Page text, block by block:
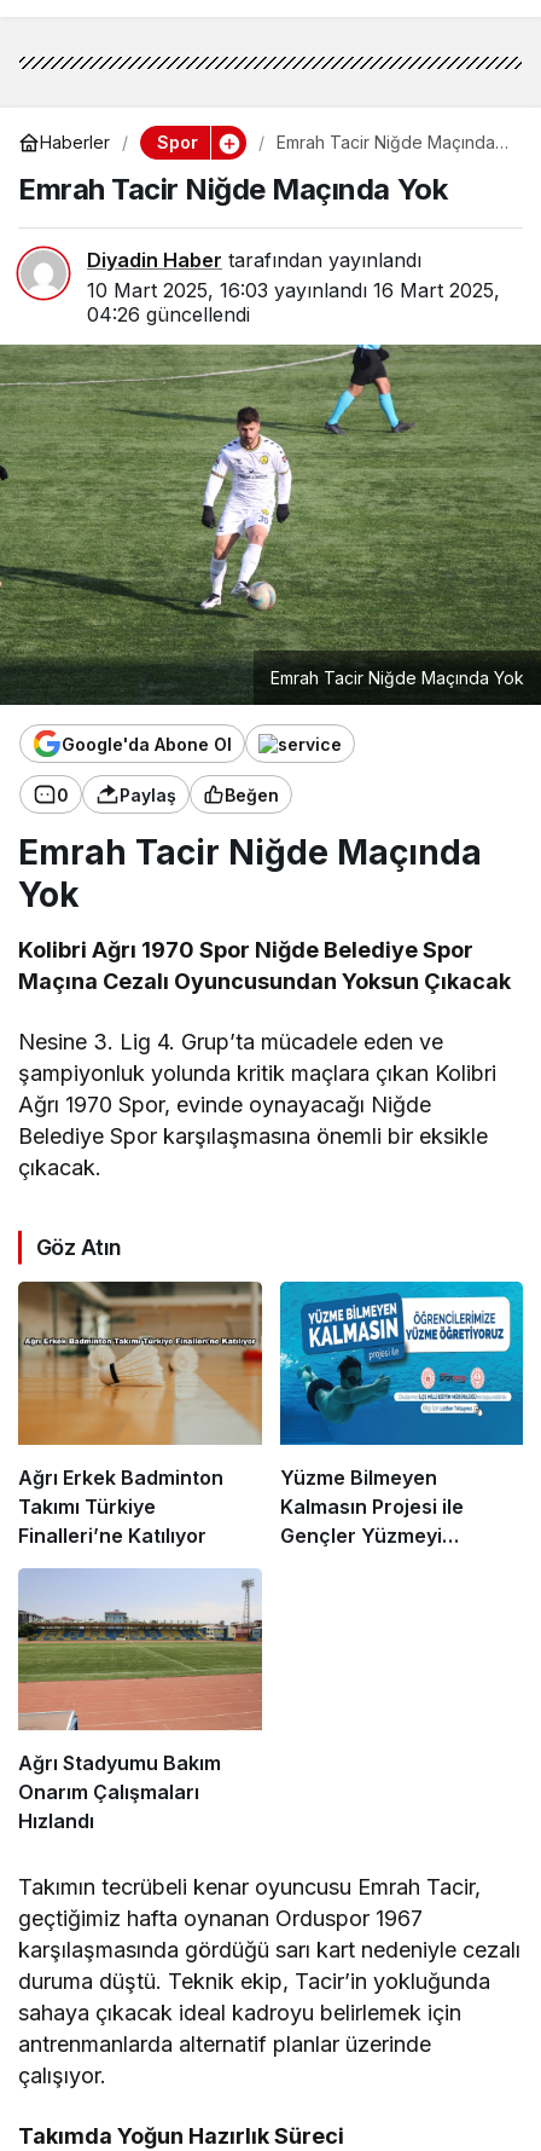
Haberler Spor
Emrah Tacir Niğde Maçında
Emrah Tacir Niğde Maçında Yok
Diyadin Haber tarafından yayınlandı
10 Mart 2025, 16:03 yayınlandı 16 Mart 2025,
04:26 güncellendi
Emrah Tacir Niğde Maçında Yok
Google'da Abone Ol
0 Paylaş Beğen
Emrah Tacir Niğde Maçında
Yok
Kolibri Ağrı 1970 Spor Niğde Belediye Spor
Maçına Cezalı Oyuncusundan Yoksun Çıkacak
Nesine 3. Lig 4. Grup’ta mücadele eden ve
şampiyonluk yolunda kritik maçlara çıkan Kolibri
Ağrı 1970 Spor, evinde oynayacağı Niğde
Belediye Spor karşılaşmasına önemli bir eksikle
çıkacak.
Göz Atın
Ağrı Erkek Badminton
Takımı Türkiye
Finalleri’ne Katılıyor
Yüzme Bilmeyen
Kalmasın Projesi ile
Gençler Yüzmeyi
Ağrı Stadyumu Bakım
Onarım Çalışmaları
Hızlandı
Takımın tecrübeli kenar oyuncusu Emrah Tacir,
geçtiğimiz hafta oynanan Orduspor 1967
karşılaşmasında gördüğü sarı kart nedeniyle cezalı
duruma düştü. Teknik ekip, Tacir’in yokluğunda
sahaya çıkacak ideal kadroyu belirlemek için
antrenmanlarda alternatif planlar üzerinde
çalışıyor.
Takımda Yoğun Hazırlık Süreci